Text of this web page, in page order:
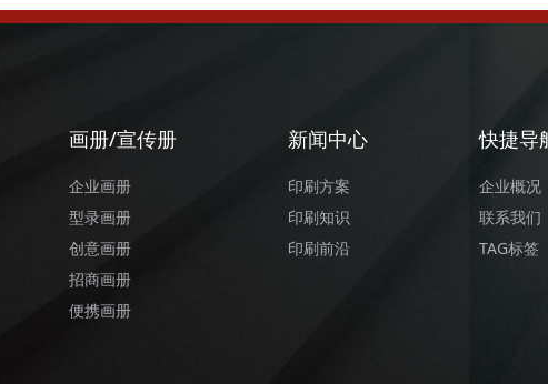
画册/宣传册
企业画册
型录画册
创意画册
招商画册
便携画册
新闻中心
印刷方案
印刷知识
印刷前沿
快捷导
企业概况
联系我们
TAG标签